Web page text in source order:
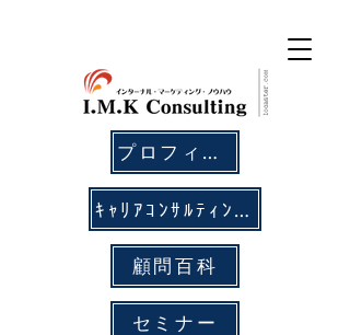
プロフィール
ｷｬﾘｱｺﾝｻﾙﾃｨﾝｸﾞ
顧問百科
セミナー